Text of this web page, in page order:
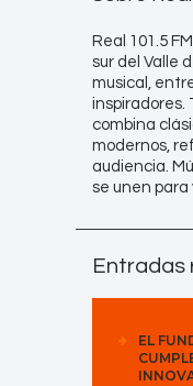
Real 101.5
sur del Valle
musical,
inspiradores.
combina
modernos,
audiencia.
se unen para
Entradas
EL